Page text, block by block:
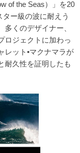
of the Seas）」を20
ー級の波に耐えう
くのデザイナー、
ロジェクトに加わっ
レット•マクナマラが
耐久性を証明したも